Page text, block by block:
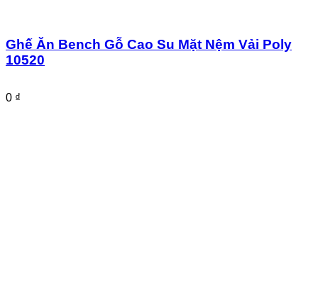
Ghế Ăn Bench Gỗ Cao Su Mặt Nệm Vải Poly
10520
0 ₫